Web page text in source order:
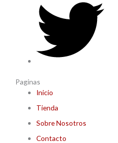
Paginas
Inicio
Tienda
Sobre Nosotros
Contacto